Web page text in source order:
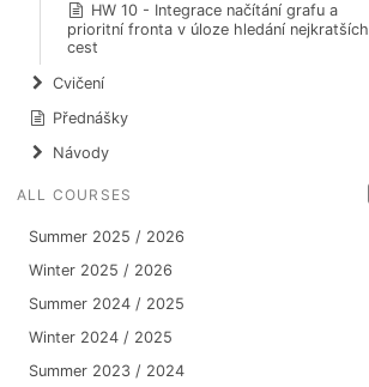
HW 10 - Integrace načítání grafu a
prioritní fronta v úloze hledání nejkratších
cest
Cvičení
Přednášky
Návody
ALL COURSES
Summer 2025 / 2026
Winter 2025 / 2026
Summer 2024 / 2025
Winter 2024 / 2025
Summer 2023 / 2024